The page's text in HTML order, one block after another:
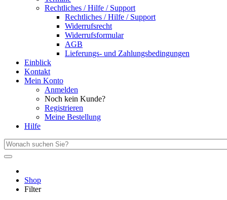
Rechtliches / Hilfe / Support
Rechtliches / Hilfe / Support
Widerrufsrecht
Widerrufsformular
AGB
Lieferungs- und Zahlungsbedingungen
Einblick
Kontakt
Mein Konto
Anmelden
Noch kein Kunde?
Registrieren
Meine Bestellung
Hilfe
Shop
Filter